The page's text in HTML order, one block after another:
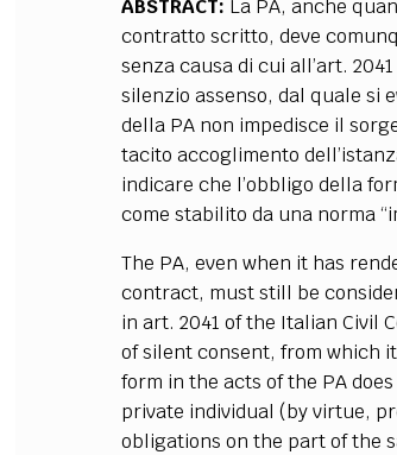
ABSTRACT: La PA, anche
contratto scritto, deve
senza causa di cui all’art.
silenzio assenso, dal quale si
della PA non impedisce il
tacito accoglimento
indicare che l’obbligo della
come stabilito da una norma
The PA, even when it has
contract, must still be
in art. 2041 of the Italian Civil
of silent consent, from which
form in the acts of the PA
private individual (by virtue,
obligations on the part of the